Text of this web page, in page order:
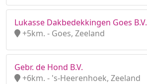
Lukasse Dakbedekkingen Goes B.V.
+5km. - Goes, Zeeland
Gebr. de Hond B.V.
+6km. - 's-Heerenhoek, Zeeland